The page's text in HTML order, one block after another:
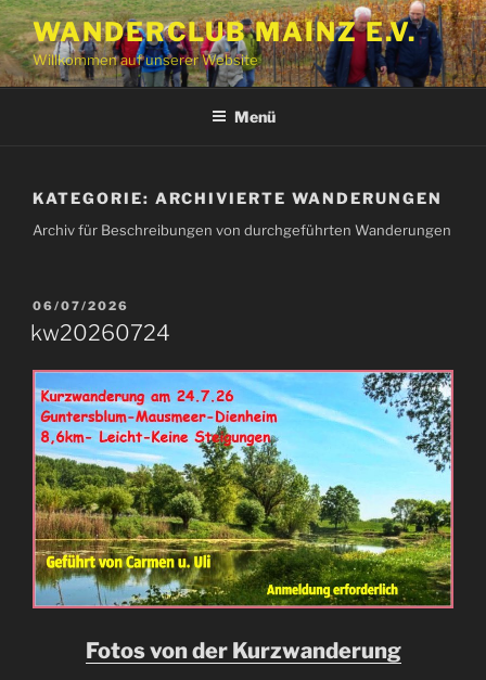
Zum
Inhalt
springen
WANDERCLUB MAINZ E.V.
Willkommen auf unserer Website
Menü
KATEGORIE: ARCHIVIERTE WANDERUNGEN
Archiv für Beschreibungen von durchgeführten Wanderungen
VERÖFFENTLICHT
AM
06/07/2026
kw20260724
Fotos von der Kurzwanderung